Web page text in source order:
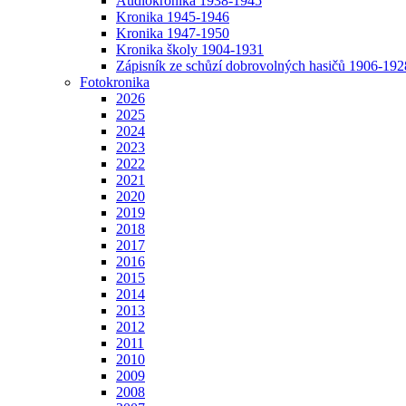
Kronika 1945-1946
Kronika 1947-1950
Kronika školy 1904-1931
Zápisník ze schůzí dobrovolných hasičů 1906-
Fotokronika
2026
2025
2024
2023
2022
2021
2020
2019
2018
2017
2016
2015
2014
2013
2012
2011
2010
2009
2008